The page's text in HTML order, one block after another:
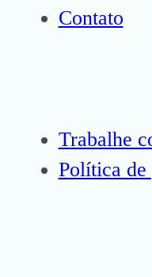
Contato
Trabalhe
Política